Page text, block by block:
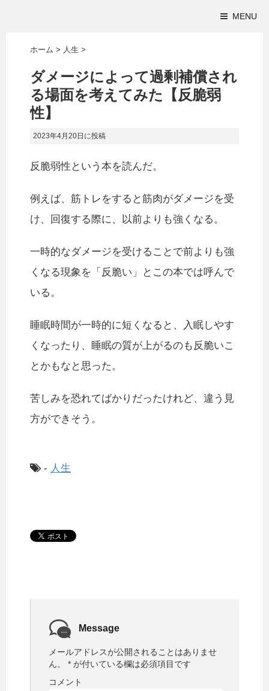
MENU
ホーム > 人生 >
ダメージによって過剰補償され
る場面を考えてみた【反脆弱
性】
2023年4月20日 に投稿
反脆弱性という本を読んだ。
例えば、筋トレをすると筋肉がダメージを受
け、回復する際に、以前よりも強くなる。
一時的なダメージを受けることで前よりも強
くなる現象を「反脆い」とこの本では呼んで
いる。
睡眠時間が一時的に短くなると、入眠しやす
くなったり、睡眠の質が上がるのも反脆いこ
とかもなと思った。
苦しみを恐れてばかりだったけれど、違う見
方ができそう。
- 人生
Message
メールアドレスが公開されることはありませ
ん。
* が付いている欄は必須項目です
コメント